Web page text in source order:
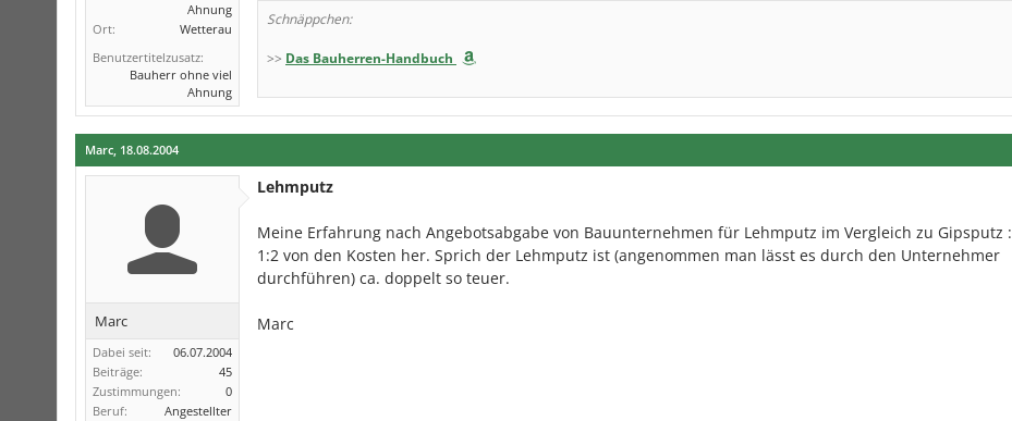
Ahnung
Ort:
Wetterau
Benutzertitelzusatz:
Bauherr ohne viel
Ahnung
Schnäppchen:
>> Das Bauherren-Handbuch
Marc, 18.08.2004
Marc
Dabei seit:
06.07.2004
Beiträge:
45
Zustimmungen:
0
Beruf:
Angestellter
Lehmputz
Meine Erfahrung nach Angebotsabgabe von Bauunternehmen für Lehmputz im Vergleich zu Gipsputz :
1:2 von den Kosten her. Sprich der Lehmputz ist (angenommen man lässt es durch den Unternehmer
durchführen) ca. doppelt so teuer.
Marc